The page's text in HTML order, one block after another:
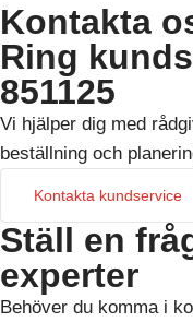
Kontakta
Ring
851125
Vi hjälper dig med
beställning och
Kontakta kundservice
Ställ en
experter
Behöver du komma i